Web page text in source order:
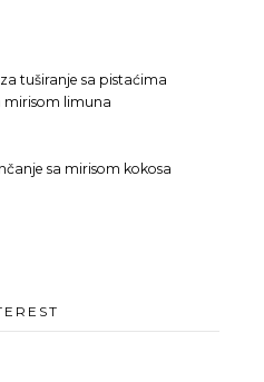
tuširanje sa pistaćima
mirisom limuna
sa mirisom kokosa